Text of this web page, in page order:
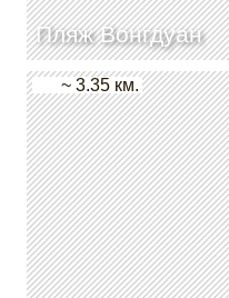
Пляж Вонгдуан
~ 3.35 км.